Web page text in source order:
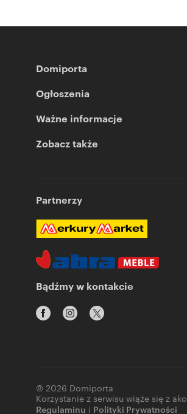
Domiporta
Ogłoszenia
Ważne informacje
Zobacz także
Partnerzy
Bądźmy w kontakcie
© 2026 Domiporta
Korzystanie z serwisu wiąże się z
Regulaminu i Polityki Prywatności